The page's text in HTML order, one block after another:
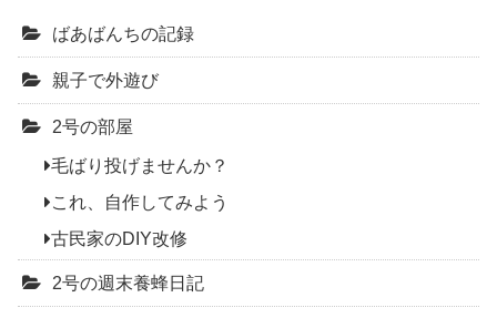
ばあばんちの記録
親子で外遊び
2号の部屋
毛ばり投げませんか？
これ、自作してみよう
古民家のDIY改修
2号の週末養蜂日記